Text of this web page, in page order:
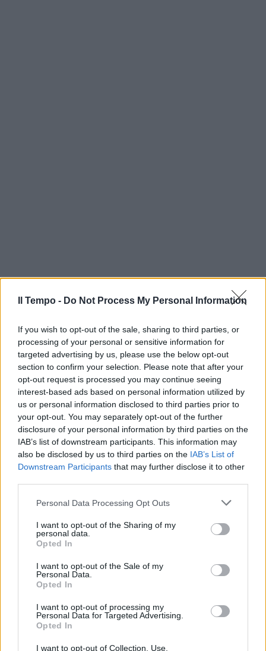
Il Tempo - Do Not Process My Personal Information
If you wish to opt-out of the sale, sharing to third parties, or
processing of your personal or sensitive information for
targeted advertising by us, please use the below opt-out
section to confirm your selection. Please note that after your
opt-out request is processed you may continue seeing
interest-based ads based on personal information utilized by
us or personal information disclosed to third parties prior to
your opt-out. You may separately opt-out of the further
disclosure of your personal information by third parties on the
IAB’s list of downstream participants. This information may
also be disclosed by us to third parties on the IAB’s List of
Downstream Participants that may further disclose it to other
Personal Data Processing Opt Outs
I want to opt-out of the Sharing of my
personal data.
Opted In
I want to opt-out of the Sale of my
Personal Data.
Opted In
I want to opt-out of processing my
Personal Data for Targeted Advertising.
Opted In
I want to opt-out of Collection, Use,
In evidenza